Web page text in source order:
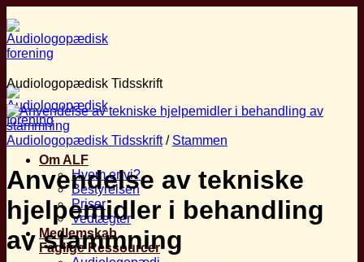
til
indhold
Om ALF
Hvem er vi?
Bestyrelsen
Priser
Vedtægter
Medlemskab
Faglige Ressourcer
Audiologopædisk Tidsskrift
Audiologopædisk Tidsskrift / Stammen
Anvendelse av tekniske
hjelpemidler i behandling
av stammning